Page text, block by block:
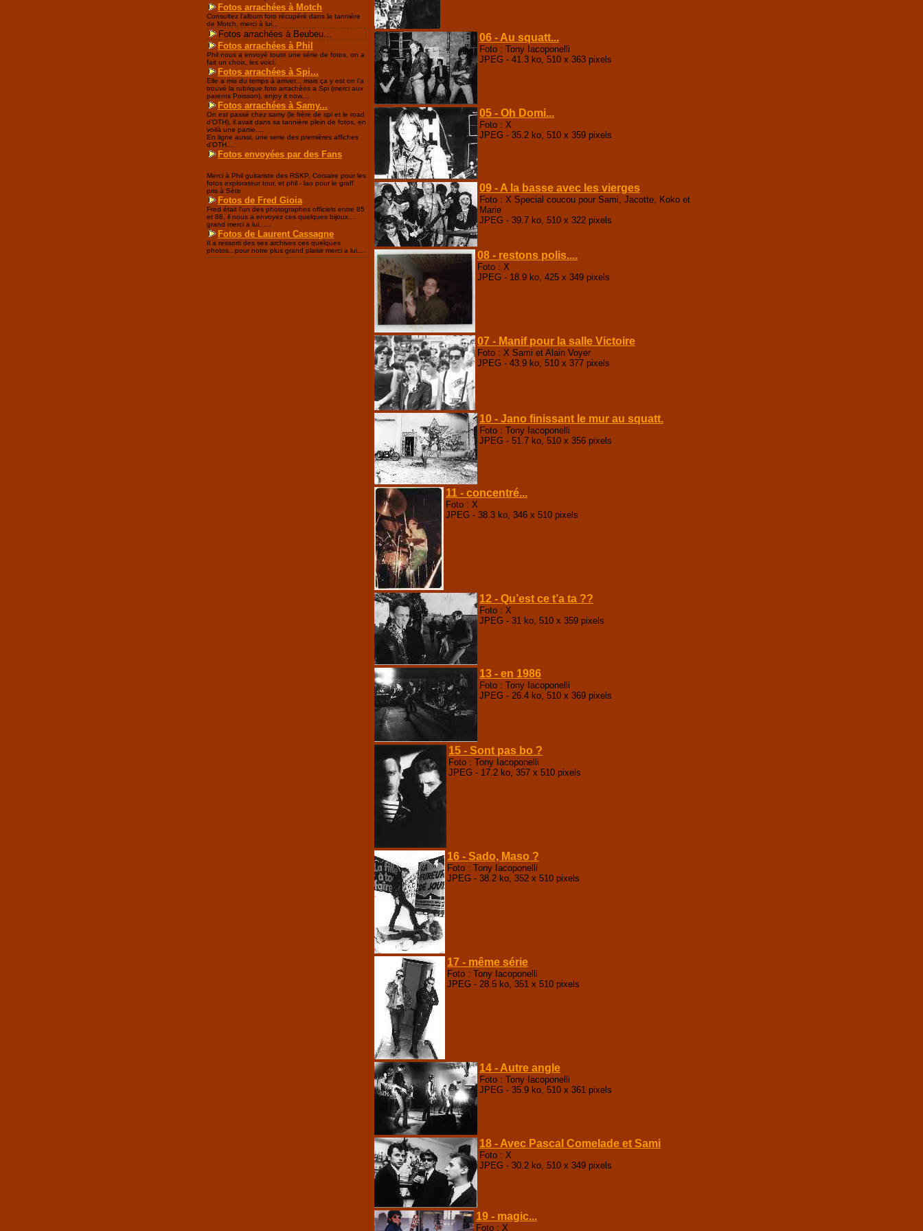
Fotos arrachées à Motch
Consultez l’album foto récupéré dans la tannière
de Motch, merci à lui...
Fotos arrachées à Beubeu...
Fotos arrachées à Phil
Phil nous a envoyé toute une série de fotos, on a
fait un choix, les voici.
Fotos arrachées à Spi...
Elle a mis du temps à arriver... mais ça y est on l’a
trouvé la rubrique foto arrachées a Spi (merci aux
parents Poisson), enjoy it now....
Fotos arrachées à Samy...
On est passé chez samy (le frère de spi et le road
d’OTH), il avait dans sa tannière plein de fotos, en
voilà une partie....
En ligne aussi, une serie des premières affiches
d’OTH....
Fotos envoyées par des Fans
Merci à Phil guitariste des RSKP, Corsaire pour les
fotos explorateur tour, et phil - lao pour le graff
pris à Sète
Fotos de Fred Gioia
Fred était l’un des photographes officiels entre 85
et 88, il nous a envoyez ces quelques bijoux....
grand merci a lui......
Fotos de Laurent Cassagne
Il a ressorti des ses archives ces quelques
photos...pour notre plus grand plaisir merci a lui....
06 - Au squatt...
Foto : Tony Iacoponelli
JPEG - 41.3 ko, 510 x 363 pixels
05 - Oh Domi...
Foto : X
JPEG - 35.2 ko, 510 x 359 pixels
09 - A la basse avec les vierges
Foto : X Special coucou pour Sami, Jacotte, Koko et
Marie
JPEG - 39.7 ko, 510 x 322 pixels
08 - restons polis....
Foto : X
JPEG - 18.9 ko, 425 x 349 pixels
07 - Manif pour la salle Victoire
Foto : X Sami et Alain Voyer
JPEG - 43.9 ko, 510 x 377 pixels
10 - Jano finissant le mur au squatt.
Foto : Tony Iacoponelli
JPEG - 51.7 ko, 510 x 356 pixels
11 - concentré...
Foto : X
JPEG - 38.3 ko, 346 x 510 pixels
12 - Qu’est ce t’a ta ??
Foto : X
JPEG - 31 ko, 510 x 359 pixels
13 - en 1986
Foto : Tony Iacoponelli
JPEG - 26.4 ko, 510 x 369 pixels
15 - Sont pas bo ?
Foto : Tony Iacoponelli
JPEG - 17.2 ko, 357 x 510 pixels
16 - Sado, Maso ?
Foto : Tony Iacoponelli
JPEG - 38.2 ko, 352 x 510 pixels
17 - même série
Foto : Tony Iacoponelli
JPEG - 28.5 ko, 351 x 510 pixels
14 - Autre angle
Foto : Tony Iacoponelli
JPEG - 35.9 ko, 510 x 361 pixels
18 - Avec Pascal Comelade et Sami
Foto : X
JPEG - 30.2 ko, 510 x 349 pixels
19 - magic...
Foto : X